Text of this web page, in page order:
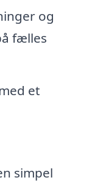
og
fælles
et
simpel